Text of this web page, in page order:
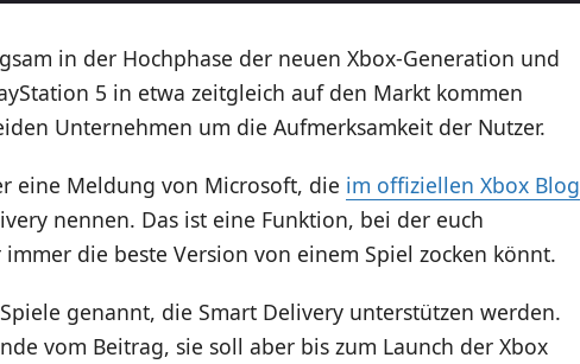
in der Hochphase der neuen Xbox-Generation und
5 in etwa zeitgleich auf den Markt kommen
Unternehmen um die Aufmerksamkeit der Nutzer.
eine Meldung von Microsoft, die im offiziellen Xbox Blog
nennen. Das ist eine Funktion, bei der euch
die beste Version von einem Spiel zocken könnt.
genannt, die Smart Delivery unterstützen werden.
vom Beitrag, sie soll aber bis zum Launch der Xbox